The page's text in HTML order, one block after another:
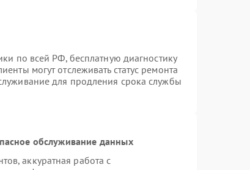
по всей РФ, бесплатную диагностику
могут отслеживать статус ремонта
для продления срока службы
обслуживание данных
аккуратная работа с